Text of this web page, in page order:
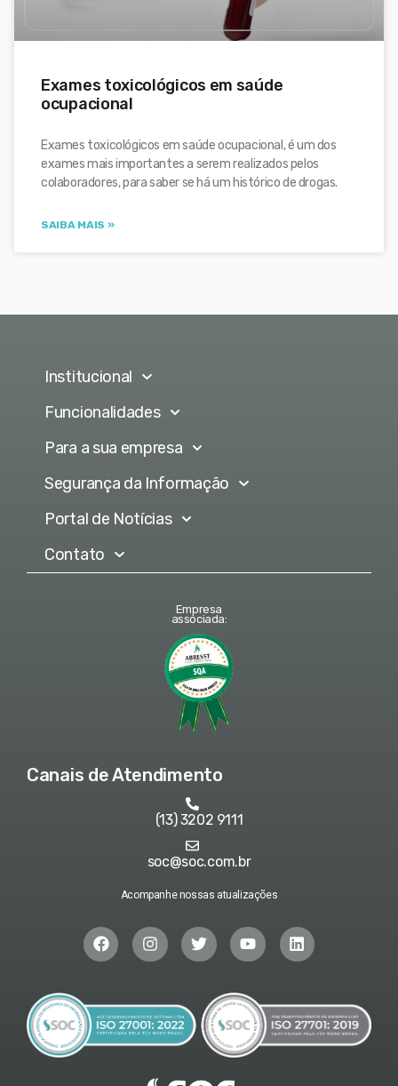
Exames toxicológicos em saúde
ocupacional
Exames toxicológicos em saúde ocupacional, é um dos
exames mais importantes a serem realizados pelos
colaboradores, para saber se há um histórico de drogas.
SAIBA MAIS »
Institucional
Funcionalidades
Para a sua empresa
Segurança da Informação
Portal de Notícias
Contato
Empresa
associada:
Canais de Atendimento
(13) 3202 9111
soc@soc.com.br
Acompanhe nossas atualizações